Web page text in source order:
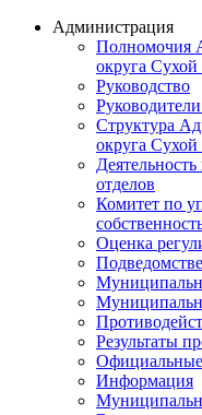
Администрация
Полномочия
округа
Руководство
Структура
округа
отделов
Комитет по
Оценка
Результаты
Официальные
Информация